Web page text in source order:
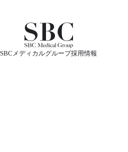
SBCメディカルグループ採用情報